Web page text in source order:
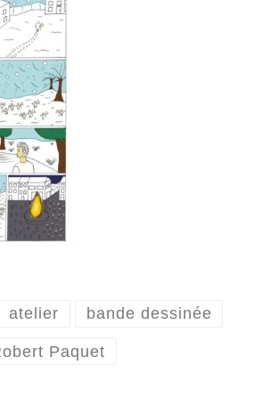
atelier bande dessinée
Paquet